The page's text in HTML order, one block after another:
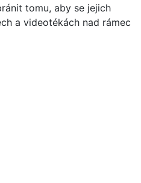
tomu, aby se jejich
a videotékách nad rámec